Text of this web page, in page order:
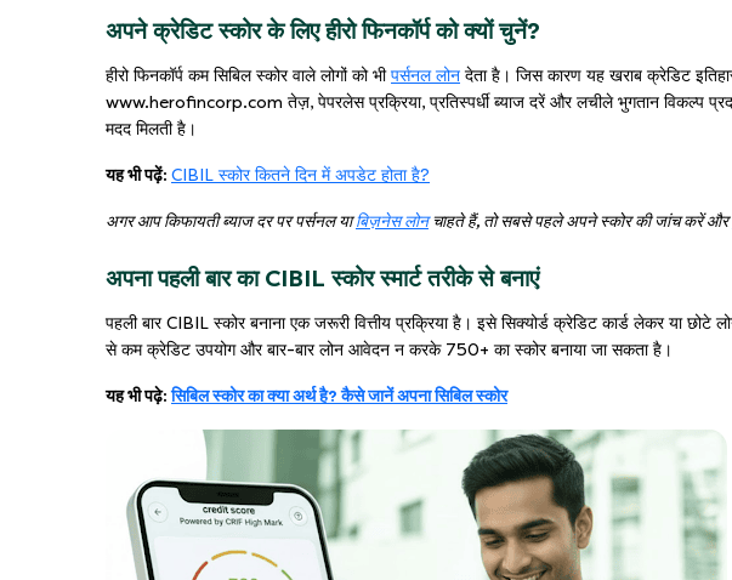
अपने क्रेडिट स्कोर के लिए हीरो फिनकॉर्प को क्यों चुनें?
हीरो फिनकॉर्प कम सिबिल स्कोर वाले लोगों को भी पर्सनल लोन देता है। जिस कारण यह खराब क्रेडिट
www.herofincorp.com तेज़, पेपरलेस प्रक्रिया, प्रतिस्पर्धी ब्याज दरें और लचीले भुगतान विकल्प
मदद मिलती है।
यह भी पढ़ें: CIBIL स्कोर कितने दिन में अपडेट होता है?
अगर आप किफायती ब्याज दर पर पर्सनल याबिज़नेस लोनचाहते हैं, तो सबसे पहले अपने स्कोर की जांच करें और
अपना पहली बार का CIBIL स्कोर स्मार्ट तरीके से बनाएं
पहली बार CIBIL स्कोर बनाना एक जरूरी वित्तीय प्रक्रिया है। इसे सिक्योर्ड क्रेडिट कार्ड लेकर या
से कम क्रेडिट उपयोग और बार-बार लोन आवेदन न करके 750+ का स्कोर बनाया जा सकता है।
यह भी पढ़े:सिबिल स्कोर का क्या अर्थ है? कैसे जानें अपना सिबिल स्कोर